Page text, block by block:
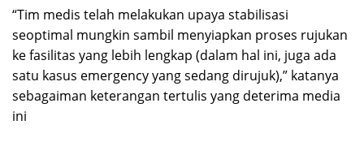
“Tim medis telah melakukan upaya stabilisasi
seoptimal mungkin sambil menyiapkan proses rujukan
ke fasilitas yang lebih lengkap (dalam hal ini, juga ada
satu kasus emergency yang sedang dirujuk),” katanya
sebagaiman keterangan tertulis yang deterima media
ini